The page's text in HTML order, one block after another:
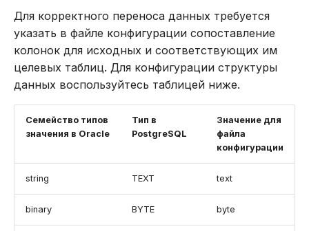
Для корректного переноса данных требуется
указать в файле конфигурации сопоставление
колонок для исходных и соответствующих им
целевых таблиц. Для конфигурации структуры
данных воспользуйтесь таблицей ниже.
Семейство типов
значения в Oracle
Тип в
PostgreSQL
Значение для
файла
конфигурации
string TEXT text
binary BYTE byte